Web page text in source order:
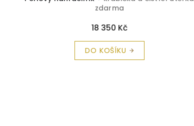
zdarma
18 350 Kč
DO KOŠÍKU